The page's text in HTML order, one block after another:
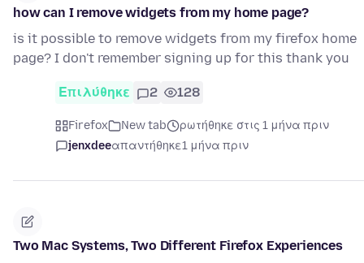
how can I remove widgets from my home page?
is it possible to remove widgets from my firefox home
page? I don't remember signing up for this thank you
Επιλύθηκε 2 128
Firefox New tab
ρωτήθηκε στις 1 μήνα πριν
jenxdeeαπαντήθηκε1 μήνα πριν
Two Mac Systems, Two Different Firefox Experiences